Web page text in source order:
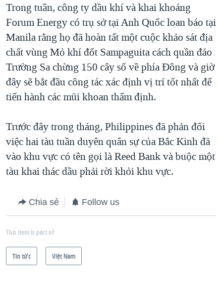
Trong tuần, công ty dầu khí và khai khoáng
Forum Energy có trụ sở tại Anh Quốc loan báo tại
Manila rằng họ đã hoàn tất một cuộc khảo sát địa
chất vùng Mỏ khí đốt Sampaguita cách quần đảo
Trường Sa chừng 150 cây số về phía Đông và giờ
đây sẽ bắt đầu công tác xác định vị trí tốt nhất để
tiến hành các mũi khoan thẩm định.
Trước đây trong tháng, Philippines đã phản đối
việc hai tàu tuần duyên quân sự của Bắc Kinh đã
vào khu vực có tên gọi là Reed Bank và buộc một
tàu khai thác dầu phải rời khỏi khu vực.
Chia sẻ Follow us
This item is part of
Tin tức Việt Nam